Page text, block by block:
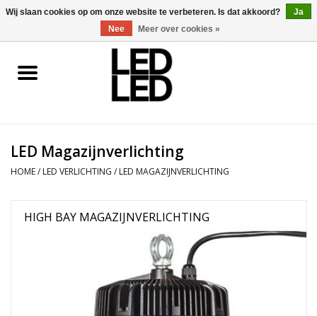
0 Artikelen - €0,00
Home
LED Accessoires
LED Magazijnverlichting
HOME/ LED VERLICHTING / LED MAGAZIJNVERLICHTING
HIGH BAY MAGAZIJNVERLICHTING
Wij slaan cookies op om onze website te verbeteren. Is dat akkoord?
Ja
Nee
Meer over cookies »